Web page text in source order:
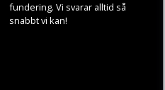
fundering. Vi svarar alltid så
snabbt vi kan!